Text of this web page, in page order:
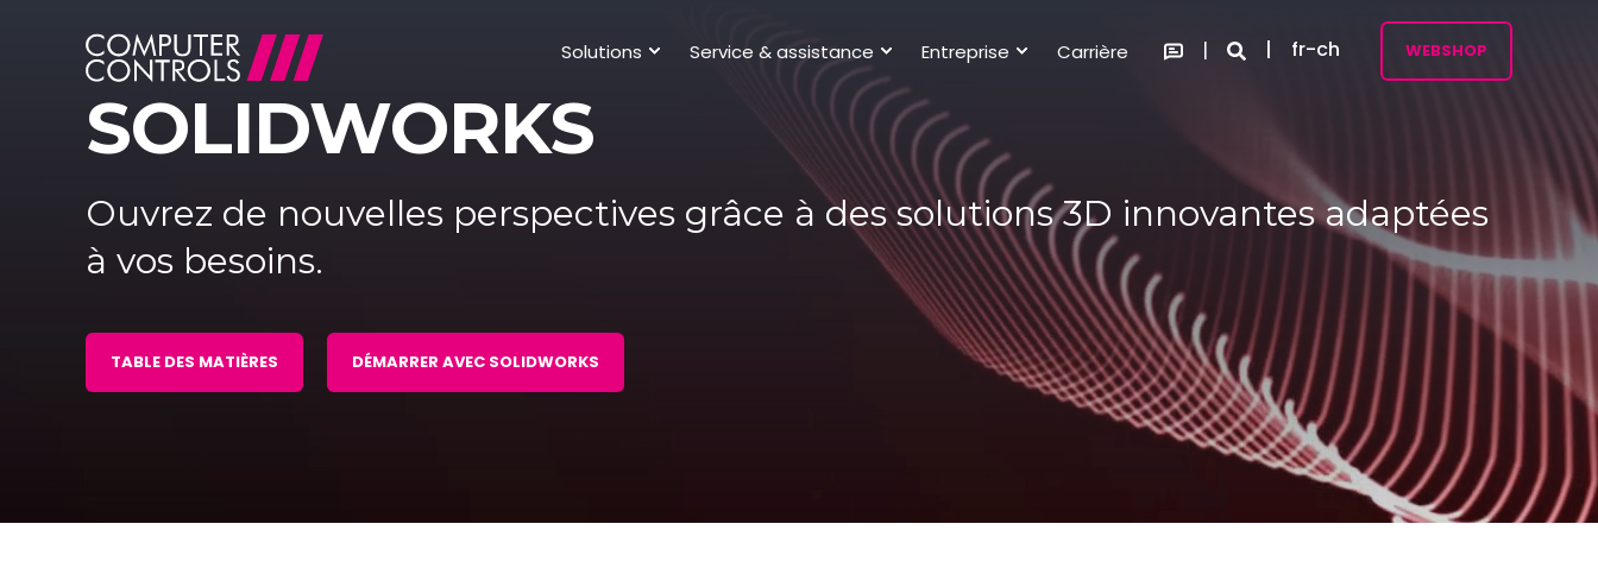
Solutions Service & assistance Entreprise Carrière fr-ch WEBSHOP
SOLIDWORKS
Ouvrez de nouvelles perspectives grâce à des solutions 3D innovantes adaptées
à vos besoins.
TABLE DES MATIÈRES DÉMARRER AVEC SOLIDWORKS